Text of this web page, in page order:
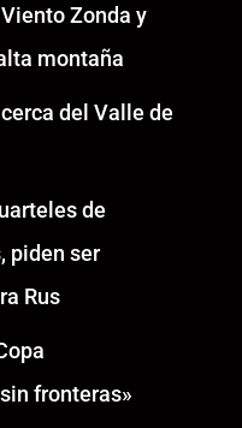
Zonda y
montaña
del Valle de
de
piden ser
Rus
fronteras»